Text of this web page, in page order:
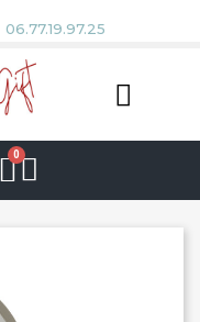
06.77.19.97.25